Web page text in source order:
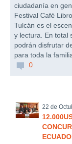
ciudadanía en
Festival Café
Tulcán es el
y lectura. En total
podrán disfrutar
para toda la
0
22 de